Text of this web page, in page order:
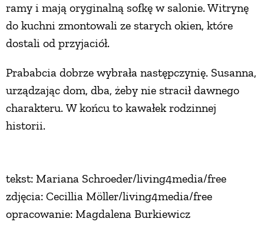
ramy i mają oryginalną sofkę w salonie. Witrynę
do kuchni zmontowali ze starych okien, które
dostali od przyjaciół.
Prababcia dobrze wybrała następczynię. Susanna,
urządzając dom, dba, żeby nie stracił dawnego
charakteru. W końcu to kawałek rodzinnej
historii.
tekst: Mariana Schroeder/living4media/free
zdjęcia: Cecillia Möller/living4media/free
opracowanie: Magdalena Burkiewicz